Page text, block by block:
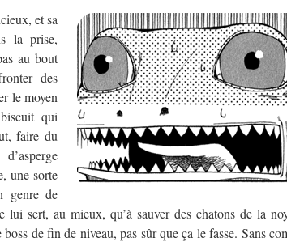
et sa
la prise,
au bout
des
le moyen
qui
faire du
une sorte
genre de
sert, au mieux, qu’à sauver des chatons de la
de fin de niveau, pas sûr que ça le fasse. Sans